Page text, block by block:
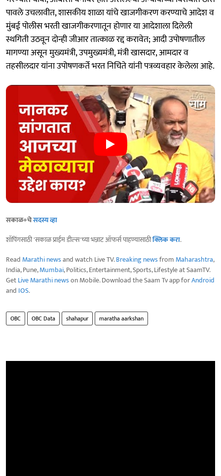
पावले उचलावीत, शासकीय शाळा यांचे खाजगीकरण करण्याचे आदेश व
मुंबई पोलीस भरती खाजगीकरणातून होणार या आदेशाला दिलेली
स्थगिती उठवून दोन्ही जीआर तात्काळ रद्द करावेत; आदी उपोषणातील
मागण्या असून मुख्यमंत्री, उपमुख्यमंत्री, मंत्री खासदार, आमदार व
तहसीलदार यांना उपोषणकर्ते भरत निचिते यांनी पत्रव्यवहार केलेला आहे.
सकाळ+चेसदस्य व्हा
शॉपिंगसाठी 'सकाळ प्राईम डील्स'च्या भन्नाट ऑफर्स पाहण्यासाठीक्लिक करा.
Read Marathi newsand watch Live TV.Breaking newsfrom Maharashtra,
India, Pune,Mumbai, Politics, Entertainment, Sports, Lifestyle at SaamTV.
GetLive Marathi newson Mobile. Download the Saam Tv app forAndroid
and IOS.
OBC OBC Data shahapur maratha aarkshan